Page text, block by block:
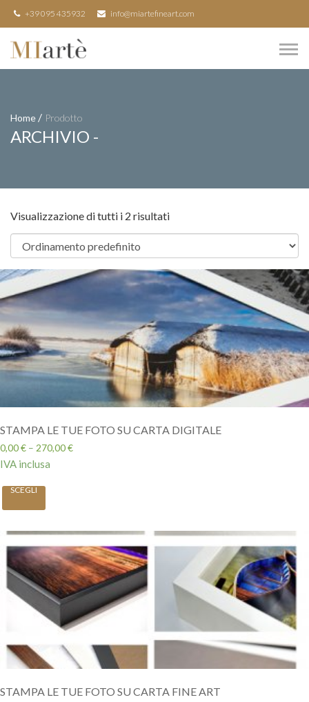
+39 095 435932 info@miartefineart.com
Home / Prodotto
ARCHIVIO -
Visualizzazione di tutti i 2 risultati
STAMPA LE TUE FOTO SU CARTA DIGITALE
0,00€ – 270,00€
IVA inclusa
SCEGLI
STAMPA LE TUE FOTO SU CARTA FINE ART